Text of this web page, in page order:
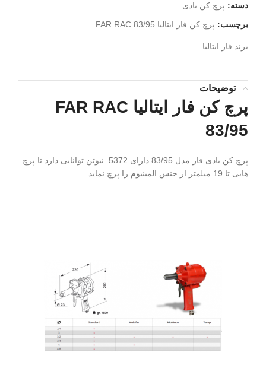
دسته: پرچ کن بادی
برچسب: پرچ کن فار ایتالیا FAR RAC 83/95
برند فار ایتالیا
توضیحات
پرچ کن فار ایتالیا FAR RAC
83/95
پرچ کن بادی فار مدل 83/95 دارای 5372 نیوتن توانایی دارد تا پرچ
هایی تا 19 میلمتر از جنس المینیوم را پرچ نماید.